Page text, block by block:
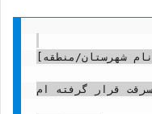
شهرستان/منطقه]
قرار گرفته ام.